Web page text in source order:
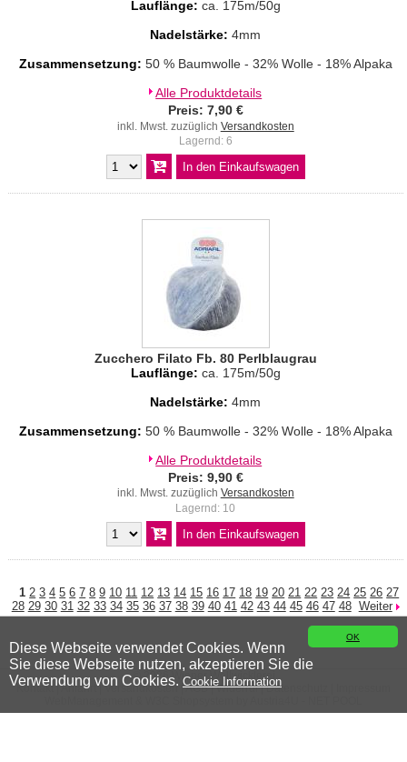
OK
Diese Webseite verwendet Cookies. Wenn
Sie diese Webseite nutzen, akzeptieren Sie die
Verwendung von Cookies. Cookie Information
Lauflänge: ca. 175m/50g
Nadelstärke: 4mm
Zusammensetzung: 50 % Baumwolle - 32% Wolle - 18% Alpaka
Alle Produktdetails
Preis: 7,90 €
inkl. Mwst. zuzüglich Versandkosten
Lagernd: 6
Zucchero Filato Fb. 80 Perlblaugrau
Lauflänge: ca. 175m/50g
Nadelstärke: 4mm
Zusammensetzung: 50 % Baumwolle - 32% Wolle - 18% Alpaka
Alle Produktdetails
Preis: 9,90 €
inkl. Mwst. zuzüglich Versandkosten
Lagernd: 10
1 2 3 4 5 6 7 8 9 10 11 12 13 14 15 16 17 18 19 20 21 22 23 24 25 26 27
28 29 30 31 32 33 34 35 36 37 38 39 40 41 42 43 44 45 46 47 48 Weiter
© 2026 Wiener Wollwicklerei
Kontakt |Anfahrt |Versandkosten |AGB|Widerruf|Datenschutz